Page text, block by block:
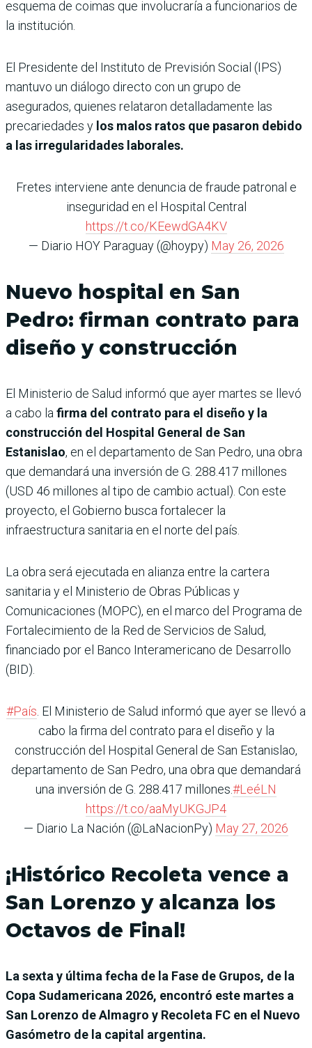
esquema de coimas que involucraría a funcionarios de
la institución.
El Presidente del Instituto de Previsión Social (IPS)
mantuvo un diálogo directo con un grupo de
asegurados, quienes relataron detalladamente las
precariedades y los malos ratos que pasaron debido
a las irregularidades laborales.
Fretes interviene ante denuncia de fraude patronal e
inseguridad en el Hospital Central
https://t.co/KEewdGA4KV
— Diario HOY Paraguay (@hoypy) May 26, 2026
Nuevo hospital en San
Pedro: firman contrato para
diseño y construcción
El Ministerio de Salud informó que ayer martes se llevó
a cabo la firma del contrato para el diseño y la
construcción del Hospital General de San
Estanislao, en el departamento de San Pedro, una obra
que demandará una inversión de G. 288.417 millones
(USD 46 millones al tipo de cambio actual). Con este
proyecto, el Gobierno busca fortalecer la
infraestructura sanitaria en el norte del país.
La obra será ejecutada en alianza entre la cartera
sanitaria y el Ministerio de Obras Públicas y
Comunicaciones (MOPC), en el marco del Programa de
Fortalecimiento de la Red de Servicios de Salud,
financiado por el Banco Interamericano de Desarrollo
(BID).
#País . El Ministerio de Salud informó que ayer se llevó a
cabo la firma del contrato para el diseño y la
construcción del Hospital General de San Estanislao,
departamento de San Pedro, una obra que demandará
una inversión de G. 288.417 millones.#LeéLN
https://t.co/aaMyUKGJP4
— Diario La Nación (@LaNacionPy) May 27, 2026
¡Histórico Recoleta vence a
San Lorenzo y alcanza los
Octavos de Final!
La sexta y última fecha de la Fase de Grupos, de la
Copa Sudamericana 2026, encontró este martes a
San Lorenzo de Almagro y Recoleta FC en el Nuevo
Gasómetro de la capital argentina.